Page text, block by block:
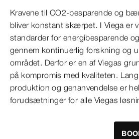
Kravene til CO2-besparende og
bliver konstant skærpet. I Viega er
standarder for energibesparende
gennem kontinuerlig forskning og
området. Derfor er en af Viegas
på kompromis med kvaliteten.
produktion og genanvendelse er
forudsætninger for alle Viegas